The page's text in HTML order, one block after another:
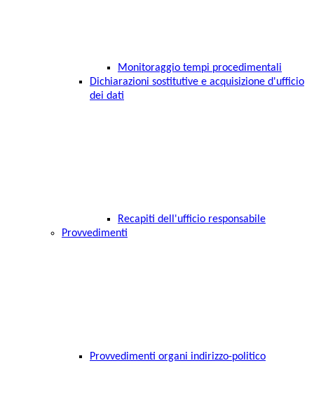
Monitoraggio tempi procedimentali
Dichiarazioni sostitutive e acquisizione d'ufficio
dei dati
Recapiti dell'ufficio responsabile
Provvedimenti
Provvedimenti organi indirizzo-politico